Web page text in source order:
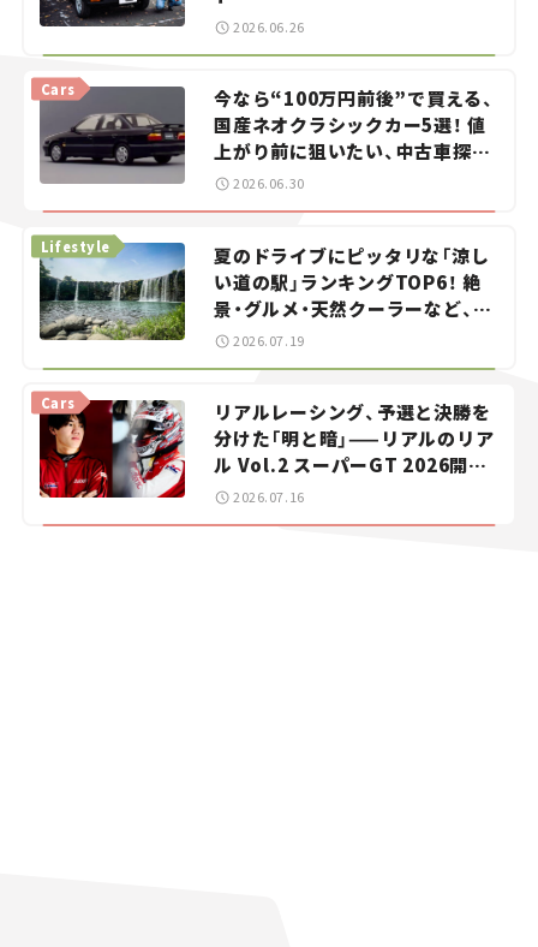
2026.06.26
今なら“100万円前後”で買える、
国産ネオクラシックカー5選！ 値
上がり前に狙いたい、中古車探し
をお手伝い――ちょっとイケてるマ
Cars
2026.06.30
夏のドライブにピッタリな「涼し
い道の駅」ランキングTOP6！ 絶
景・グルメ・天然クーラーなど、避
暑におすすめのスポットを紹介
Lifestyle
2026.07.19
リアルレーシング、予選と決勝を
分けた「明と暗」——リアルのリア
ル Vol.2 スーパーGT 2026開幕
戦 岡山国際サーキット
Cars
2026.07.16